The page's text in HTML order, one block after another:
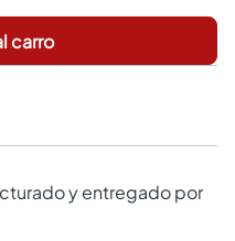
carro
y entregado por